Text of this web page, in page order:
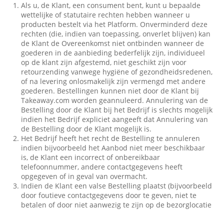
Als u, de Klant, een consument bent, kunt u bepaalde
wettelijke of statutaire rechten hebben wanneer u
producten bestelt via het Platform. Onverminderd deze
rechten (die, indien van toepassing, onverlet blijven) kan
de Klant de Overeenkomst niet ontbinden wanneer de
goederen in de aanbieding bederfelijk zijn, individueel
op de klant zijn afgestemd, niet geschikt zijn voor
retourzending vanwege hygiëne of gezondheidsredenen,
of na levering onlosmakelijk zijn vermengd met andere
goederen. Bestellingen kunnen niet door de Klant bij
Takeaway.com worden geannuleerd. Annulering van de
Bestelling door de Klant bij het Bedrijf is slechts mogelijk
indien het Bedrijf expliciet aangeeft dat Annulering van
de Bestelling door de Klant mogelijk is.
Het Bedrijf heeft het recht de Bestelling te annuleren
indien bijvoorbeeld het Aanbod niet meer beschikbaar
is, de Klant een incorrect of onbereikbaar
telefoonnummer, andere contactgegevens heeft
opgegeven of in geval van overmacht.
Indien de Klant een valse Bestelling plaatst (bijvoorbeeld
door foutieve contactgegevens door te geven, niet te
betalen of door niet aanwezig te zijn op de bezorglocatie